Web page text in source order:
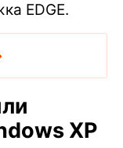
EDGE.
XP